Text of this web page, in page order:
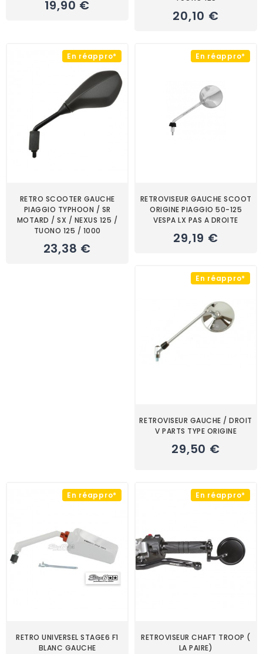
19,90 €
20,10 €
En réappro*
RETRO SCOOTER GAUCHE
PIAGGIO TYPHOON / SR
MOTARD / SX / NEXUS 125 /
TUONO 125 / 1000
23,38 €
En réappro*
RETROVISEUR GAUCHE SCOOT
ORIGINE PIAGGIO 50-125
VESPA LX PAS A DROITE
29,19 €
En réappro*
RETROVISEUR GAUCHE / DROIT
V PARTS TYPE ORIGINE
29,50 €
En réappro*
RETRO UNIVERSEL STAGE6 F1
BLANC GAUCHE
En réappro*
RETROVISEUR CHAFT TROOP (
LA PAIRE)